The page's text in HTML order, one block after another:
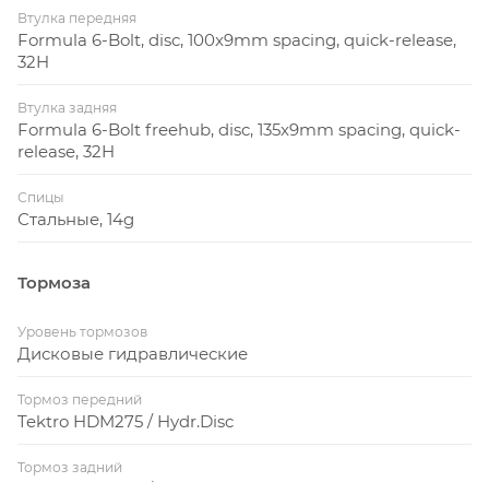
Втулка передняя
Formula 6-Bolt, disc, 100x9mm spacing, quick-release,
32H
Втулка задняя
Formula 6-Bolt freehub, disc, 135x9mm spacing, quick-
release, 32H
Спицы
Стальные, 14g
Тормоза
Уровень тормозов
Дисковые гидравлические
Тормоз передний
Tektro HDM275 / Hydr.Disc
Тормоз задний